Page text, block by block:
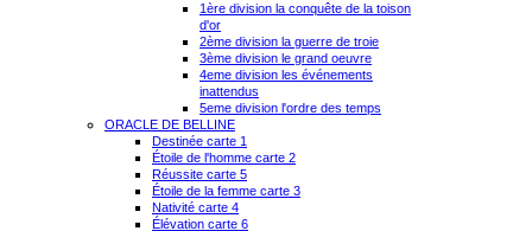
1ère division la conquête de la toison
d'or
2ème division la guerre de troie
3ème division le grand oeuvre
4eme division les événements
inattendus
5eme division l'ordre des temps
ORACLE DE BELLINE
Destinée carte 1
Étoile de l'homme carte 2
Réussite carte 5
Étoile de la femme carte 3
Nativité carte 4
Élévation carte 6